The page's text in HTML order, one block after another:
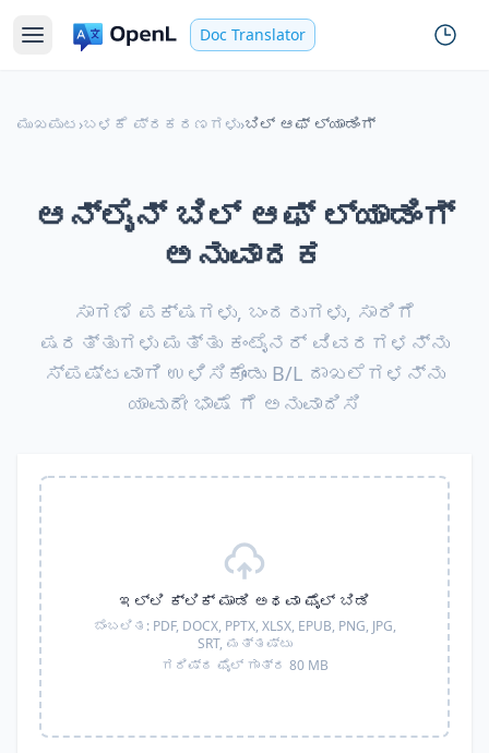
Doc Translator
ಮುಖಪುಟ ›ಬಳಕೆ ಪ್ರಕರಣಗಳು›ಬಿಲ್ ಆಫ್ ಲ್ಯಾಡಿಂಗ್
ಆನ್‌ಲೈನ್ ಬಿಲ್ ಆಫ್ ಲ್ಯಾಡಿಂಗ್
ಅನುವಾದಕ
ಸಾಗಣೆ ಪಕ್ಷಗಳು, ಬಂದರುಗಳು, ಸಾರಿಗೆ
ಷರತ್ತುಗಳು ಮತ್ತು ಕಂಟೈನರ್ ವಿವರಗಳನ್ನು
ಸ್ಪಷ್ಟವಾಗಿ ಉಳಿಸಿಕೊಂಡು B/L ದಾಖಲೆಗಳನ್ನು
ಯಾವುದೇ ಭಾಷೆ ಗೆ ಅನುವಾದಿಸಿ
ಇಲ್ಲಿ ಕ್ಲಿಕ್ ಮಾಡಿ ಅಥವಾ ಫೈಲ್ ಬಿಡಿ
ಬೆಂಬಲಿತ: PDF, DOCX, PPTX, XLSX, EPUB, PNG, JPG,
SRT, ಮತ್ತಷ್ಟು
ಗರಿಷ್ಠ ಫೈಲ್ ಗಾತ್ರ 80 MB